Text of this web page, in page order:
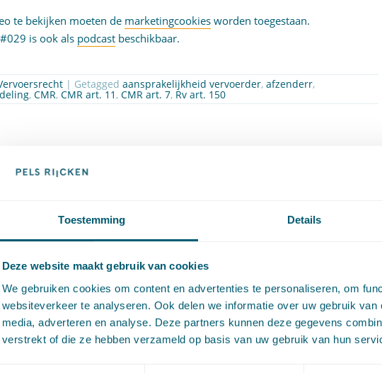
Toestemming Details
Deze website maakt gebruik van cookies
We gebruiken cookies om content en advertenties te personaliseren, om
websiteverkeer te analyseren. Ook delen we informatie over uw gebruik
media, adverteren en analyse. Deze partners kunnen deze gegevens
verstrekt of die ze hebben verzameld op basis van uw gebruik van hun
te bekijken moeten de marketingcookies worden toegestaan.
is ook als podcast beschikbaar.
| Getaggedaansprakelijkheid vervoerder,afzenderr,
,CMR,CMR art. 11 ,CMR art. 7, Rv art. 150
bepaling in algemeen verbindend verklaarde cao voor bewijslastverdeling
CB 2019-112 | Geplaatst op05-09-2019
2019,
in een algemeen verbindend verklaarde cao kan een bewijslastverdeling
Arbeidsrecht | Getaggedalgemeen verbindend verklaarde cao,
, Rv art. 150